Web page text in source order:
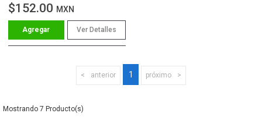
$152.00 MXN
Ver Detalles
anterior 1 próximo
7